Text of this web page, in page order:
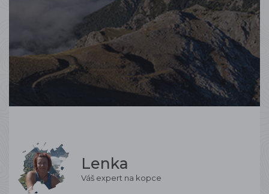
Lenka
Váš expert na kopce